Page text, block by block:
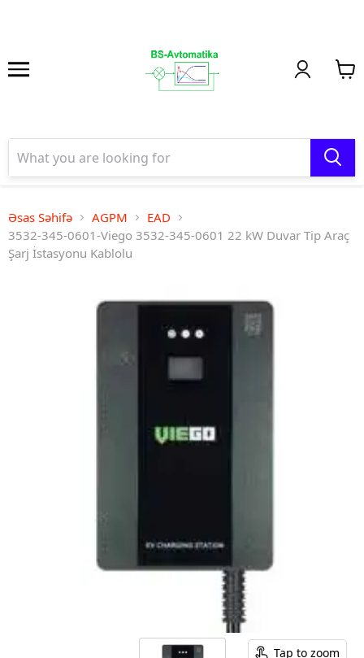
Əsas Səhifə AGPM
EAD
3532-345-0601-Viego 3532-345-0601 22 kW Duvar Tip Araç
Şarj İstasyonu Kablolu
Tap to zoom